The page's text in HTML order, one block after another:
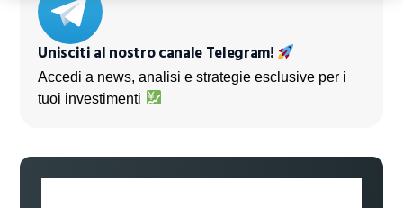
Unisciti al nostro canale Telegram!
Accedi a news, analisi e strategie esclusive per i
tuoi investimenti